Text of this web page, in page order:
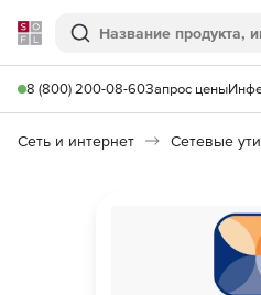
Softline
Поиск
8 (800) 200-08-60Запрос цены
Сеть и интернет Сетевые